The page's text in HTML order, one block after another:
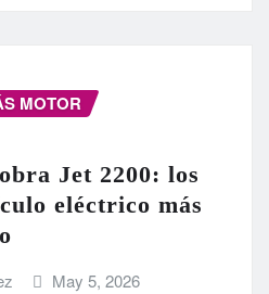
MOTOR
Jet 2200: los
eléctrico más
May 5, 2026